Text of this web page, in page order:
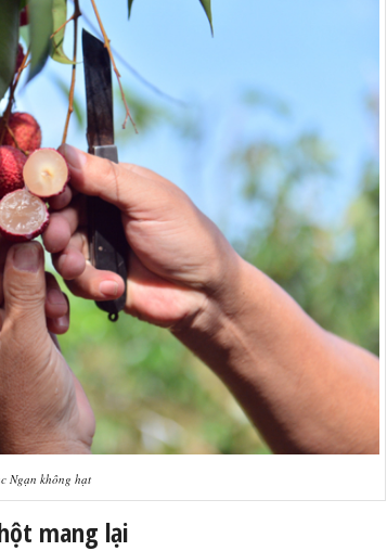
Ngạn không hạt
mang lại